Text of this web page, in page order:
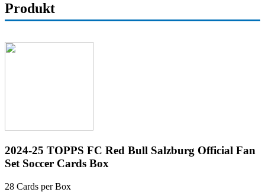
Produkt
2024-25 TOPPS FC Red Bull Salzburg Official Fan
Set Soccer Cards Box
28 Cards per Box